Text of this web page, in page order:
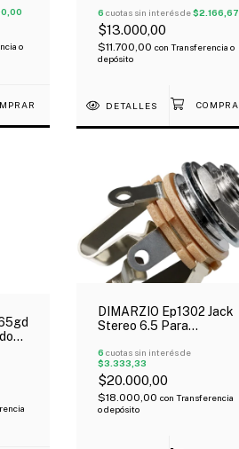
o
6 cuotas sin interés de$2.166,67
$13.000,00
$11.700,00 con Transferencia o
depósito
DETALLES
DIMARZIO Ep1302 Jack
Stereo 6.5 Para
6 cuotas sin interés de
$3.333,33
$20.000,00
$18.000,00 con Transferencia
o depósito